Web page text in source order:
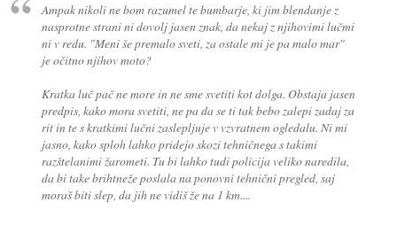
Ampak nikoli ne bom razumel te bumbarje, ki jim blendanje z
nasprotne strani ni dovolj jasen znak, da nekaj z njihovimi lučmi
ni v redu. "Meni še premalo sveti, za ostale mi je pa malo mar"
je očitno njihov moto?
Kratka luč pač ne more in ne sme svetiti kot dolga. Obstaja jasen
predpis, kako mora svetiti, ne pa da se ti tak bebo zalepi zadaj za
rit in te s kratkimi lučni zaslepljuje v vzvratnem ogledalu. Ni mi
jasno, kako sploh lahko pridejo skozi tehničnega s takimi
razštelanimi žarometi. Tu bi lahko tudi policija veliko naredila,
da bi take brihtneže poslala na ponovni tehnični pregled, saj
moraš biti slep, da jih ne vidiš že na 1 km....